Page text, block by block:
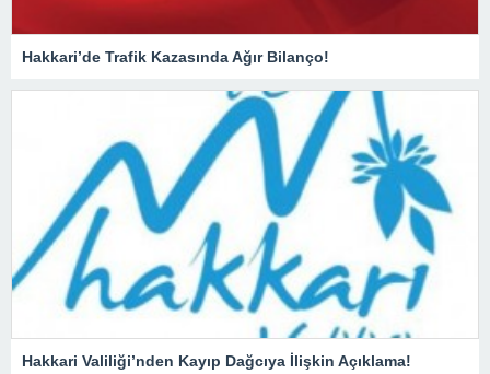
Hakkari’de Trafik Kazasında Ağır Bilanço!
Hakkari Valiliği’nden Kayıp Dağcıya İlişkin Açıklama!